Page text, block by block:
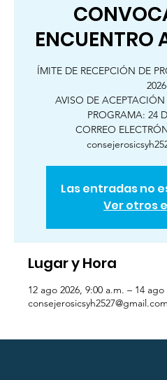
ENCUENTRO
ÍMITE DE RECEPCIÓN DE
2026
AVISO DE
PROGRAMA: 24
CORREO
Las entradas no
Ver otros
Lugar y Hora
12 ago 2026, 9:00 a.m. – 14
consejerosicsyh2527@gmail.com